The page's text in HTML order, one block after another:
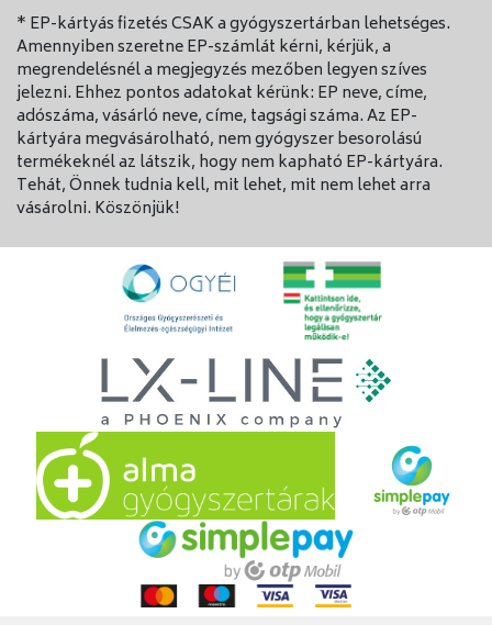
* EP-kártyás fizetés CSAK a gyógyszertárban lehetséges.
Amennyiben szeretne EP-számlát kérni, kérjük, a
megrendelésnél a megjegyzés mezőben legyen szíves
jelezni. Ehhez pontos adatokat kérünk: EP neve, címe,
adószáma, vásárló neve, címe, tagsági száma. Az EP-
kártyára megvásárolható, nem gyógyszer besorolású
termékeknél az látszik, hogy nem kapható EP-kártyára.
Tehát, Önnek tudnia kell, mit lehet, mit nem lehet arra
vásárolni. Köszönjük!